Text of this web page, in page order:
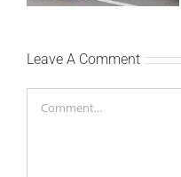
Leave A Comment